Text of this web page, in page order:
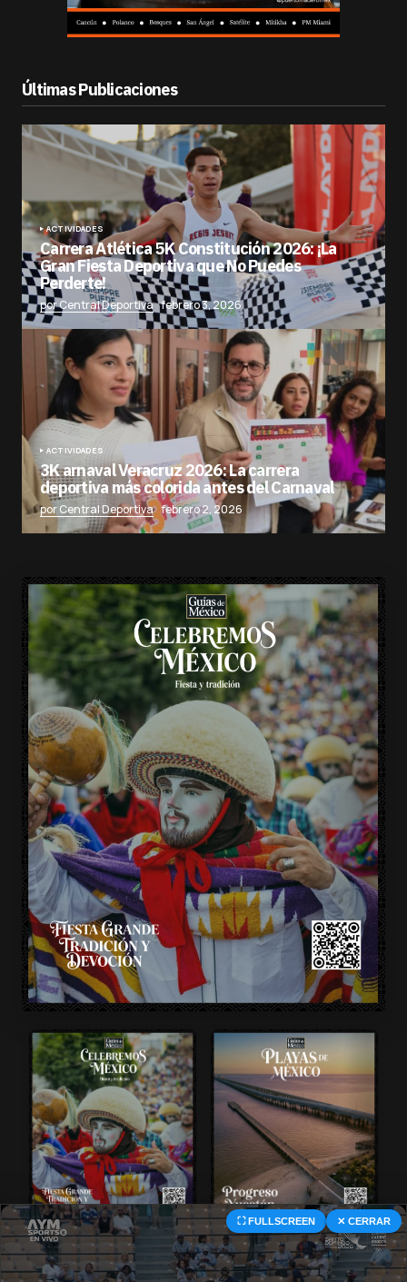
Últimas Publicaciones
ACTIVIDADES
Carrera Atlética 5K Constitución 2026: ¡La
Gran Fiesta Deportiva que No Puedes
Perderte!
por Central Deportiva febrero 3, 2026
ACTIVIDADES
3K arnaval Veracruz 2026: La carrera
deportiva más colorida antes del Carnaval
por Central Deportiva febrero 2, 2026
⛶ FULLSCREEN ✕ CERRAR